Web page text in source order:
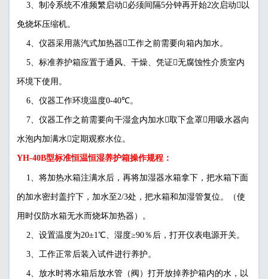
3、制冷系统不准频繁启动必须间隔5分钟再开始2次启动以
免烧坏压缩机。
4、仪器采用蒸汽式加热器工作之前需要向箱内加水。
5、标准养护箱应置于通风、干燥、凭证无腐蚀性介质室内
环境下使用。
6、仪器工作环境温度0-40℃。
7、仪器工作之前需要向干湿盒内加水取下盒罩用吸水器向
水泡内加满水定期观察水位。
YH-40B型标准恒温恒湿养护箱操作规程：
1、将加热水箱注满水后，再将加湿器水箱拿下，把水箱下面
的加水密封盖拧下，加水至2/3处，把水箱和加湿管复位。（使
用时仅防水箱无水而烧坏加热器）。
2、设置温度为20±1℃、湿度≥90％后，打开仪表电源开关。
3、工作正常后装入试件进行养护。
4、放水时将水箱后放水管（阀）打开放掉养护箱内的水，以